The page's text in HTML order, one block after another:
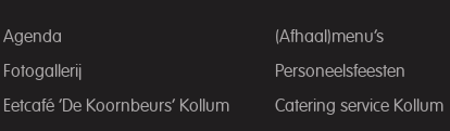
Agenda
Fotogallerij
Eetcafé ‘De Koornbeurs’ Kollum
(Afhaal)menu’s
Personeelsfeesten
Catering service Kollum